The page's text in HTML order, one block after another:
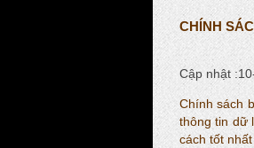
CHÍNH
Cập nhật
Chính sách
thông tin dữ
cách tốt